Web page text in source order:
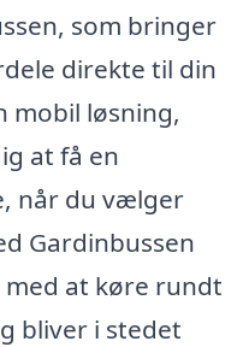
som bringer
direkte til din
mobil løsning,
at få en
når du vælger
Gardinbussen
at køre rundt
bliver i stedet